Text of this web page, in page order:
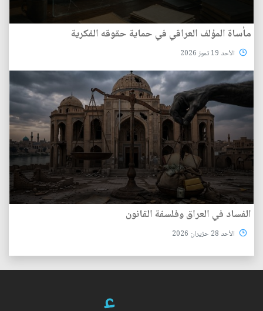
مأساة المؤلف العراقي في حماية حقوقه الفكرية
الأحد 19 تموز 2026
الفساد في العراق وفلسفة القانون
الأحد 28 حزيران 2026